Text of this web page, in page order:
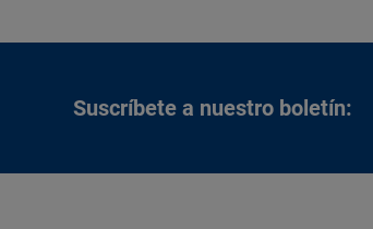
Suscríbete a nuestro boletín: